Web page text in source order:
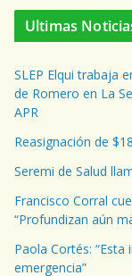
Ultimas
SLEP Elqui trabaja
de Romero en La
APR
Reasignación de
Seremi de Salud
Francisco Corral
“Profundizan aún
Paola Cortés:
emergencia”